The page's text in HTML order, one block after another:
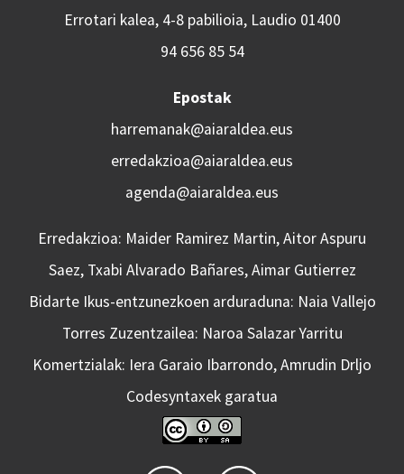
Errotari kalea, 4-8 pabilioia, Laudio 01400
94 656 85 54
Epostak
harremanak@aiaraldea.eus
erredakzioa@aiaraldea.eus
agenda@aiaraldea.eus
Erredakzioa: Maider Ramirez Martin, Aitor Aspuru
Saez, Txabi Alvarado Bañares, Aimar Gutierrez
Bidarte Ikus-entzunezkoen arduraduna: Naia Vallejo
Torres Zuzentzailea: Naroa Salazar Yarritu
Komertzialak: Iera Garaio Ibarrondo, Amrudin Drljo
Codesyntaxek garatua